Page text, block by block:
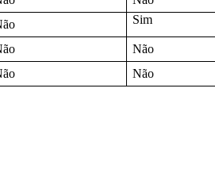
Sim
Não
Não